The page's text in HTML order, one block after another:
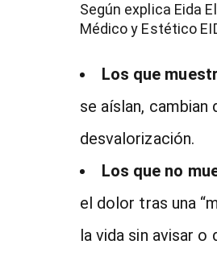
Según explica Eida
Médico y Estético
Los que
se aíslan,
desvalorización.
Los que no
el dolor tras una
la vida sin avisar